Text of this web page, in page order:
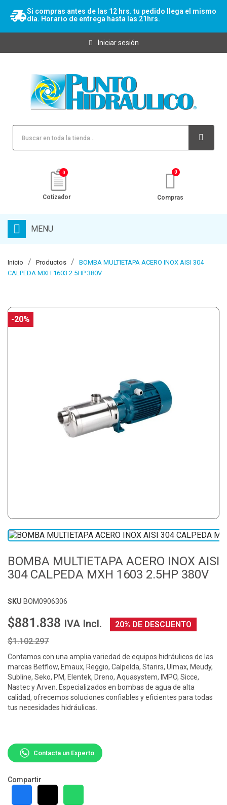
Si compras antes de las 12 hrs. tu pedido llega el mismo
día. Horario de entrega hasta las 21hrs.
Iniciar sesión
0
Cotizador Compras
MENU
Inicio Productos
BOMBA MULTIETAPA ACERO INOX AISI 304
CALPEDA MXH 1603 2.5HP 380V
-20%
BOMBA MULTIETAPA ACERO INOX AISI
304 CALPEDA MXH 1603 2.5HP 380V
SKU BOM0906306
$881.838 IVA Incl.
20% DE DESCUENTO
$1.102.297
Contamos con una amplia variedad de equipos hidráulicos de las
marcas Betflow, Emaux, Reggio, Calpelda, Starirs, Ulmax, Meudy,
Subline, Seko, PM, Elentek, Dreno, Aquasystem, IMPO, Sicce,
Nastec y Arven. Especializados en bombas de agua de alta
calidad, ofrecemos soluciones confiables y eficientes para todas
tus necesidades hidráulicas.
Contacta un Experto
Compartir